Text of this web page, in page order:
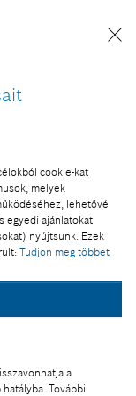
cookie-kat
melyek
lehetővé
egyedi ajánlatokat
nyújtsunk. Ezek
Tudjon meg többet
a
További
elektronikus